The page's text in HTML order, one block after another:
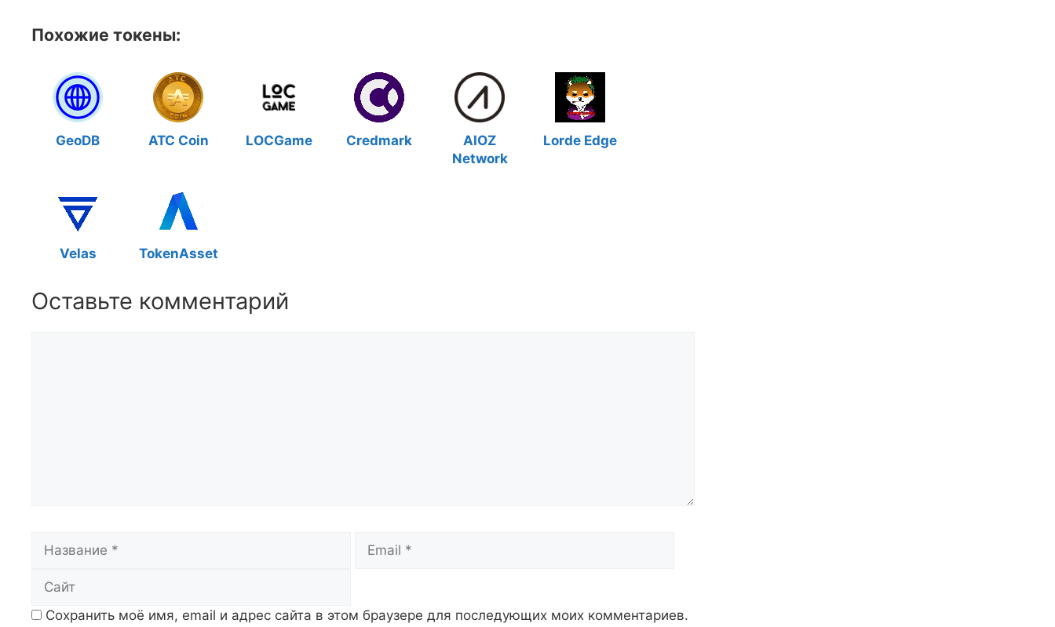
Похожие токены:
GeoDB ATC Coin LOCGame Credmark
AIOZ
Network
Lorde Edge
Velas TokenAsset
Оставьте комментарий
Сохранить моё имя, email и адрес сайта в этом браузере для последующих моих комментариев.